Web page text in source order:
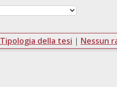
Tipologia della tesi | Nessun